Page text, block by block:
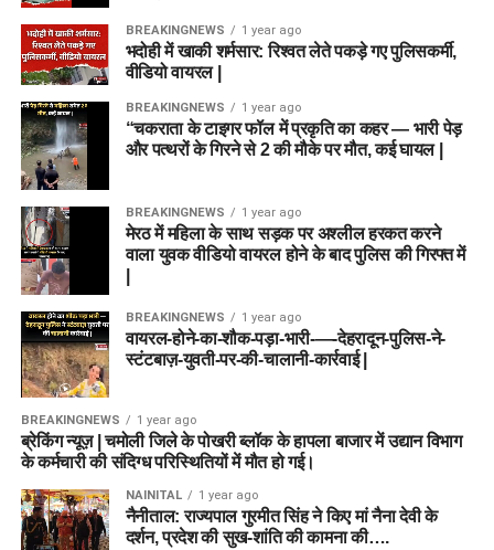
BREAKINGNEWS 1 year ago
भदोही में खाकी शर्मसार: रिश्वत लेते पकड़े गए पुलिसकर्मी,
वीडियो वायरल |
BREAKINGNEWS 1 year ago
“चकराता के टाइगर फॉल में प्रकृति का कहर — भारी पेड़
और पत्थरों के गिरने से 2 की मौके पर मौत, कई घायल |
BREAKINGNEWS 1 year ago
मेरठ में महिला के साथ सड़क पर अश्लील हरकत करने
वाला युवक वीडियो वायरल होने के बाद पुलिस की गिरफ्त में
BREAKINGNEWS 1 year ago
वायरल-होने-का-शौक-पड़ा-भारी-—-देहरादून-पुलिस-ने-
स्टंटबाज़-युवती-पर-की-चालानी-कार्रवाई |
BREAKINGNEWS 1 year ago
ब्रेकिंग न्यूज़ | चमोली जिले के पोखरी ब्लॉक के हापला बाजार में उद्यान विभाग
के कर्मचारी की संदिग्ध परिस्थितियों में मौत हो गई।
NAINITAL 1 year ago
नैनीताल: राज्यपाल गुरमीत सिंह ने किए मां नैना देवी के
दर्शन, प्रदेश की सुख-शांति की कामना की….